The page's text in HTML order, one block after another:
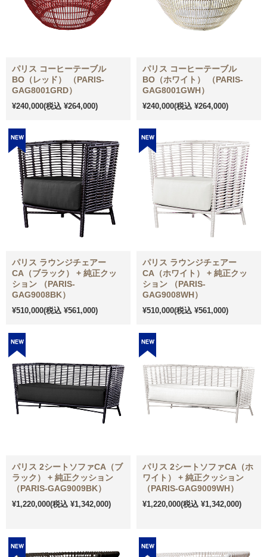
パリス コーヒーテーブル
BO（レッド） （PARIS-
GAG8001GRD）
¥240,000(税込 ¥264,000)
パリス コーヒーテーブル
BO（ホワイト） （PARIS-
GAG8001GWH）
¥240,000(税込 ¥264,000)
パリス ラウンジチェアー
CA（ブラック） + 純正クッ
ション （PARIS-
GAG9008BK）
¥510,000(税込 ¥561,000)
パリス ラウンジチェアー
CA（ホワイト） + 純正クッ
ション （PARIS-
GAG9008WH）
¥510,000(税込 ¥561,000)
パリス 2シートソファCA（ブ
ラック） + 純正クッション
（PARIS-GAG9009BK）
¥1,220,000(税込 ¥1,342,000)
パリス 2シートソファCA（ホ
ワイト） + 純正クッション
（PARIS-GAG9009WH）
¥1,220,000(税込 ¥1,342,000)